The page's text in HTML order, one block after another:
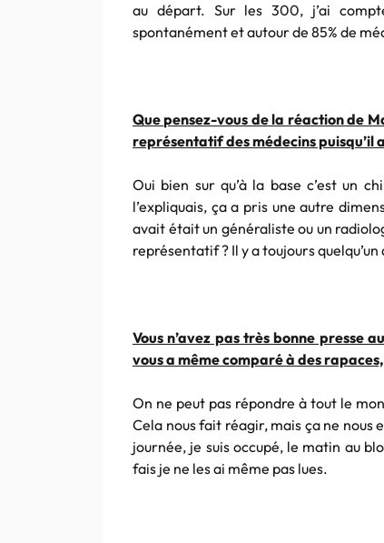
au départ. Sur les 300, j’ai
spontanément et autour de 85% de
Que pensez-vous de la réaction de
représentatif des médecins puisqu’il
Oui bien sur qu’à la base c’est un
l’expliquais, ça a pris une autre
avait était un généraliste ou un
représentatif ? Il y a toujours
Vous n’avez pas très bonne presse
vous a même comparé à des
On ne peut pas répondre à tout le
Cela nous fait réagir, mais ça ne nous
journée, je suis occupé, le matin au
fais je ne les ai même pas lues.